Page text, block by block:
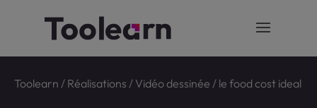
Toolearn / Réalisations / Vidéo dessinée / le food cost ideal